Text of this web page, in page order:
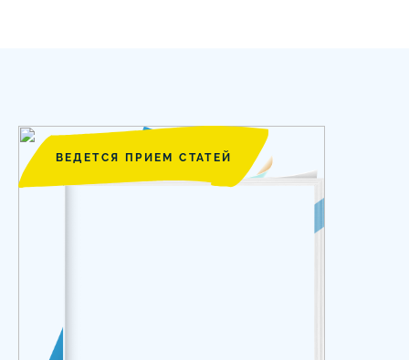
ВЕДЕТСЯ ПРИЕМ СТАТЕЙ